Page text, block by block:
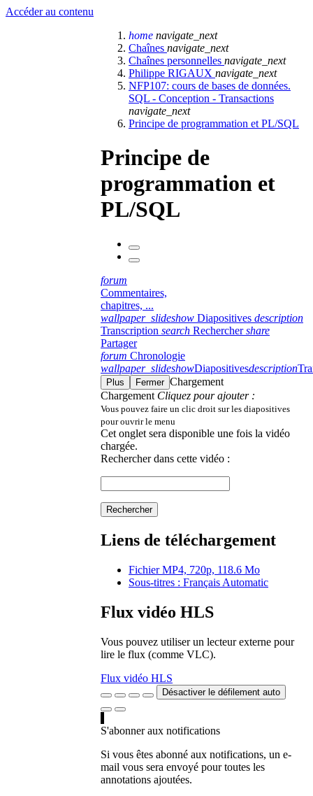
Accéder au contenu
home navigate_next
Chaînes navigate_next
Chaînes personnelles navigate_next
Philippe RIGAUX navigate_next
NFP107: cours de bases de données.
SQL - Conception - Transactions
navigate_next
Principe de programmation et PL/SQL
Principe de
programmation et
PL/SQL
forum
Commentaires,
chapitres, ...
wallpaper_slideshow Diapositives description
Transcription search Rechercher share
Partager
forum Chronologie
wallpaper_slideshowDiapositivesdescription
Plus Fermer Chargement
Chargement Cliquez pour ajouter :
Vous pouvez faire un clic droit sur les diapositives
pour ouvrir le menu
Cet onglet sera disponible une fois la vidéo
chargée.
Rechercher dans cette vidéo :
Rechercher
Liens de téléchargement
Fichier MP4, 720p, 118.6 Mo
Sous-titres : Français Automatic
Flux vidéo HLS
Vous pouvez utiliser un lecteur externe pour
lire le flux (comme VLC).
Flux vidéo HLS
Désactiver le défilement auto
S'abonner aux notifications
Si vous êtes abonné aux notifications, un e-
mail vous sera envoyé pour toutes les
annotations ajoutées.